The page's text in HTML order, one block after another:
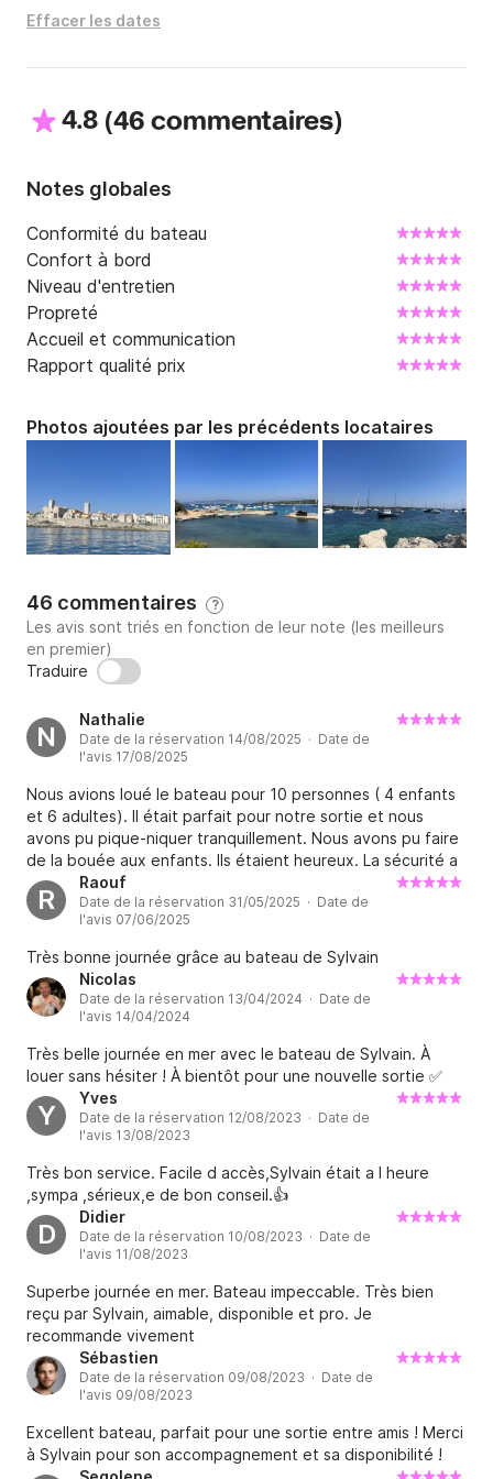
Contactez-moi directement via la plateforme. À
Effacer les dates
4.8 (46 commentaires)
Notes globales
Conformité du bateau
Confort à bord
Niveau d'entretien
Propreté
Accueil et communication
Rapport qualité prix
Photos ajoutées par les précédents locataires
46 commentaires ?
Les avis sont triés en fonction de leur note (les meilleurs
en premier)
Traduire
N
Nathalie
Date de la réservation 14/08/2025 · Date de
l'avis 17/08/2025
Nous avions loué le bateau pour 10 personnes ( 4 enfants
et 6 adultes). Il était parfait pour notre sortie et nous
avons pu pique-niquer tranquillement. Nous avons pu faire
de la bouée aux enfants. Ils étaient heureux. La sécurité a
bien été expliquée et les gilets fournis. Il y a de grands
rangements facilitants le stockage des affaires au sec.
Sylvain répond très rapidement et une personne très
agréable.
R
Raouf
Date de la réservation 31/05/2025 · Date de
l'avis 07/06/2025
Très bonne journée grâce au bateau de Sylvain
Nicolas
Date de la réservation 13/04/2024 · Date de
l'avis 14/04/2024
Très belle journée en mer avec le bateau de Sylvain. À
louer sans hésiter ! À bientôt pour une nouvelle sortie ✅
Y
Yves
Date de la réservation 12/08/2023 · Date de
l'avis 13/08/2023
Très bon service. Facile d accès,Sylvain était a l heure
,sympa ,sérieux,e de bon conseil.👍
D
Didier
Date de la réservation 10/08/2023 · Date de
l'avis 11/08/2023
Superbe journée en mer. Bateau impeccable. Très bien
reçu par Sylvain, aimable, disponible et pro. Je
recommande vivement
Sébastien
Date de la réservation 09/08/2023 · Date de
l'avis 09/08/2023
Excellent bateau, parfait pour une sortie entre amis ! Merci
à Sylvain pour son accompagnement et sa disponibilité !